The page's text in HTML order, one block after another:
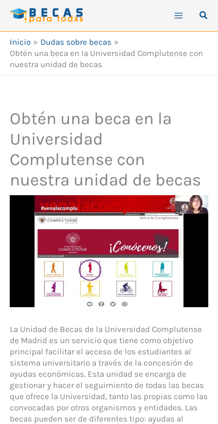
Inicio
Dudas sobre becas
Obtén una beca en la Universidad Complutense con
nuestra unidad de becas
Obtén una beca en la
Universidad
Complutense con
nuestra unidad de becas
La Unidad de Becas de la Universidad Complutense
de Madrid es un servicio que tiene como objetivo
principal facilitar el acceso de los estudiantes al
sistema universitario a través de la concesión de
ayudas económicas. Esta unidad se encarga de
gestionar y hacer el seguimiento de todas las becas
que ofrece la Universidad, tanto las propias como las
convocadas por otros organismos y entidades. Las
becas pueden ser de diferentes tipo: ayudas al